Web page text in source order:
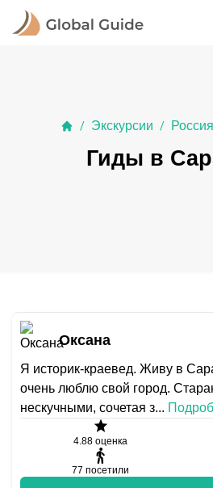
/ Экскурсии / Россия
Гиды в
Оксана
Я историк-краевед. Живу в
очень люблю свой город.
нескучными, сочетая з...
4.88 оценка
77 посетили